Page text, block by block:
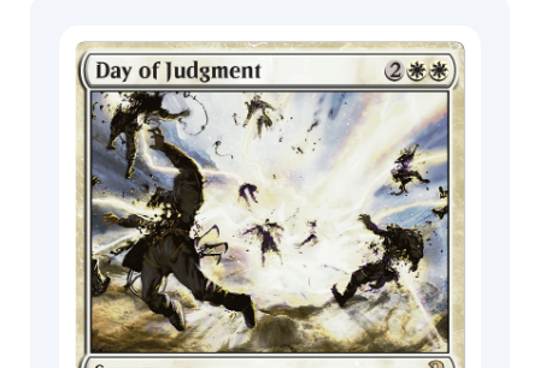
MagicCon
Festival in a